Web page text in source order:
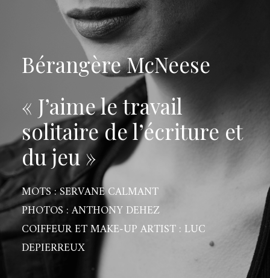
Bérangère McNeese
« J’aime le travail
solitaire de l’écriture et
du jeu »
MOTS : SERVANE CALMANT
PHOTOS : ANTHONY DEHEZ
COIFFEUR ET MAKE-UP ARTIST : LUC
DEPIERREUX